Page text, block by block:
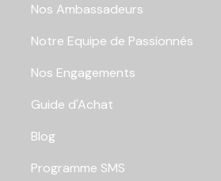
Nos Ambassadeurs
Notre Equipe de Passionnés
Nos Engagements
Guide d'Achat
Blog
Programme SMS